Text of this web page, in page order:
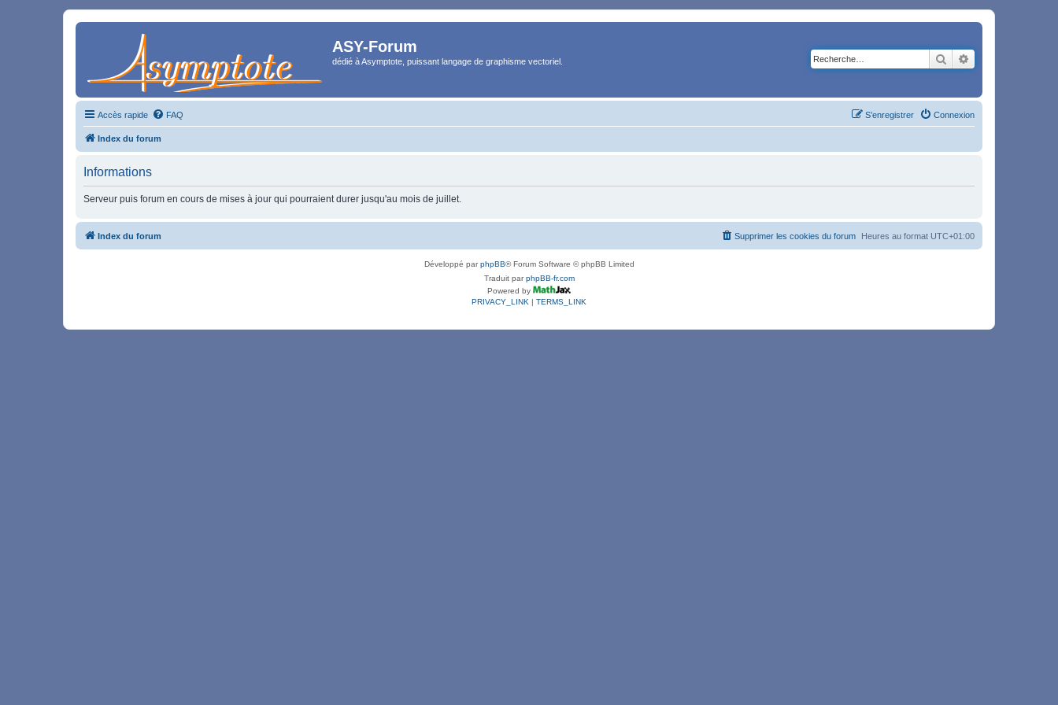
ASY-Forum
dédié à Asymptote, puissant langage de graphisme vectoriel. Rechercher
Accès rapide FAQ Connexion
S’enregistrer
Index du forum
Informations
Serveur puis forum en cours de mises à jour qui pourraient durer jusqu'au mois de juillet.
Index du forum Heures au format UTC+01:00
Supprimer les cookies du forum
Développé parphpBB® Forum Software © phpBB Limited
Traduit parphpBB-fr.com
Powered by
PRIVACY_LINK | TERMS_LINK